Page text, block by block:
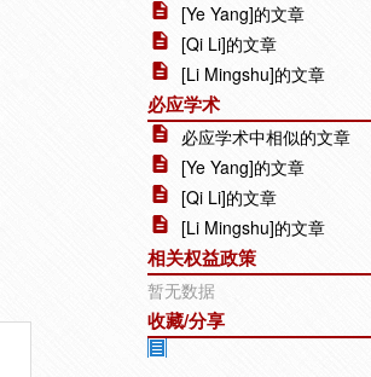
[Ye Yang]的文章
[Qi Li]的文章
[Li Mingshu]的文章
必应学术
必应学术中相似的文章
[Ye Yang]的文章
[Qi Li]的文章
[Li Mingshu]的文章
相关权益政策
暂无数据
收藏/分享